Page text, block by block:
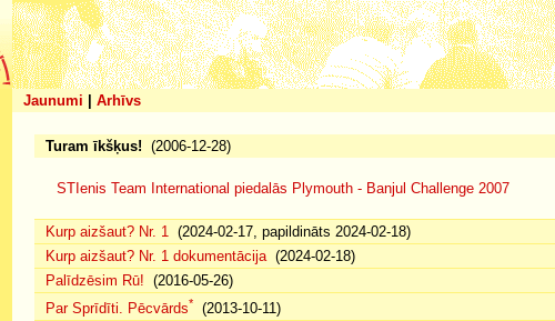
Jaunumi
Arhīvs
Turam īkšķus! (2006-12-28)
STIenis Team International piedalās Plymouth - Banjul Challenge 2007
Kurp aizšaut? Nr. 1 (2024-02-17, papildināts 2024-02-18)
Kurp aizšaut? Nr. 1 dokumentācija(2024-02-18)
Palīdzēsim Rū! (2016-05-26)
Par Sprīdīti. Pēcvārds*
(2013-10-11)